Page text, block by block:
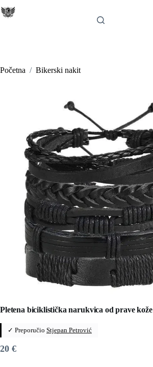
na
Početna / Bikerski nakit
Pletena biciklistička narukvica od prave kože
✓ Preporučio Stjepan Petrović
20 €